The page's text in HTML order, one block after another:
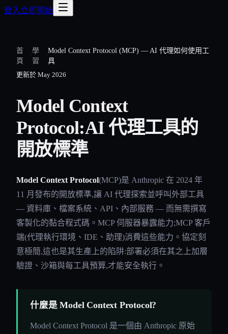
登入 立即開始
首
頁
/
學
習
/
Model Context Protocol (MCP) — AI 代理如何使用工
具
更新於 May 2026
Model Context
Protocol:AI 代理工具的
開放標準
Model Context Protocol(MCP)是 Anthropic 在 2024 年
11 月發布的開放標準,讓 AI 代理探索並呼叫外部工具
— 資料庫、檔案系統、API、內部服務 — 而無需撰寫
客製化的黏合程式碼。MCP 伺服器暴露能力;MCP 客戶
端(代理執行環境、IDE、助理)消費這些能力。協定刻
意極簡,這也是其生產上的陷阱:部署必須在其之上加層
驗證、沙箱與每工具預算,才能安全執行。
什麼是 Model Context Protocol?
Model Context Protocol 是一個由 Anthropic 原始